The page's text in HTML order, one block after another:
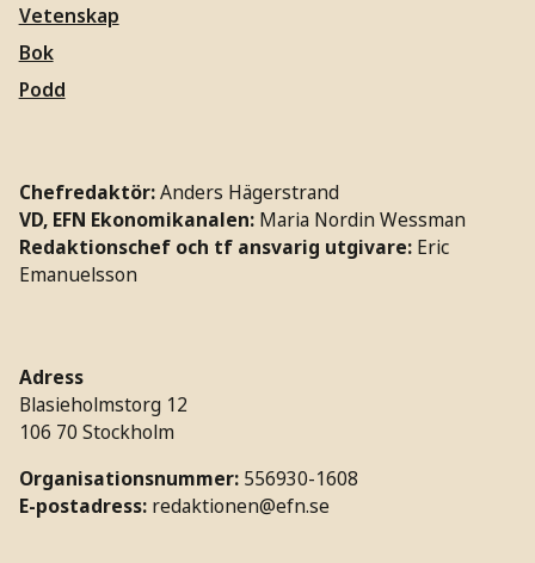
Vetenskap
Bok
Podd
Chefredaktör:Anders Hägerstrand
VD, EFN Ekonomikanalen: Maria Nordin Wessman
Redaktionschef och tf ansvarig utgivare: Eric
Emanuelsson
Adress
Blasieholmstorg 12
106 70 Stockholm
Organisationsnummer: 556930-1608
E-postadress: redaktionen@efn.se